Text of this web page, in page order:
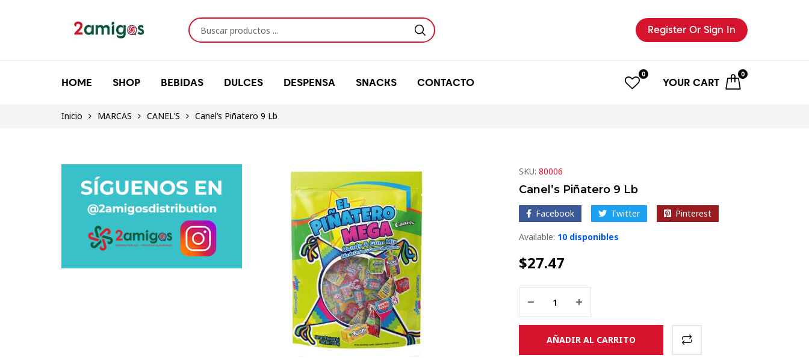
Register Or Sign In
HOME SHOP BEBIDAS DULCES DESPENSA SNACKS CONTACTO
0 0
YOUR CART
Inicio MARCAS CANEL'S Canel’s Piñatero 9 Lb
SKU: 80006
Canel’s Piñatero 9 Lb
Facebook Twitter Pinterest
Available: 10 disponibles
$27.47
AÑADIR AL CARRITO